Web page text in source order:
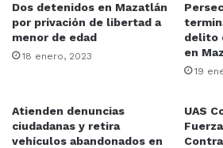
Dos detenidos en Mazatlán
por privación de libertad a
menor de edad
18 enero, 2023
delito
en
19
Atienden denuncias
ciudadanas y retira
vehículos abandonados en
UAS